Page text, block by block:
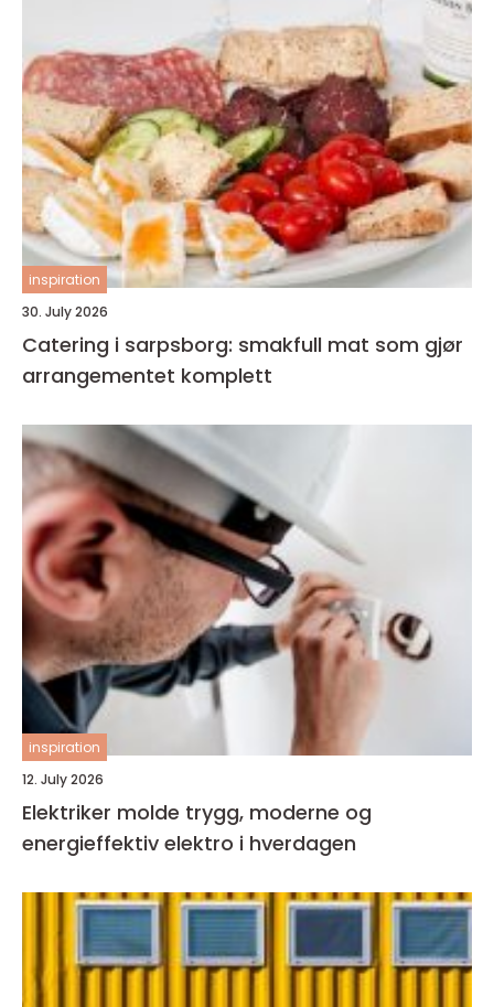
inspiration
30. July 2026
Catering i sarpsborg: smakfull mat som gjør
arrangementet komplett
inspiration
12. July 2026
Elektriker molde trygg, moderne og
energieffektiv elektro i hverdagen